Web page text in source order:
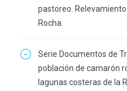
pastoreo.
Rocha.
Serie Documentos de
población de camarón
lagunas costeras de la